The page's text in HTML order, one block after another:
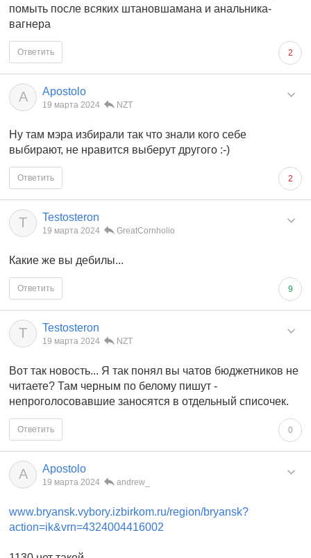
помыть после всяких штановшамана и анальника-
вагнера
2
Ответить
A Apostolo
19 марта 2024 NZT
Ну там мэра избирали так что знали кого себе
выбирают, не нравится выберут другого :-)
2
Ответить
T Testosteron
19 марта 2024 GreatCornholio
Какие же вы дебилы...
9
Ответить
T Testosteron
19 марта 2024 NZT
Вот так новость... Я так понял вы чатов бюджетников не
читаете? Там черным по белому пишут -
непроголосовавшие заносятся в отдельный списочек.
0
Ответить
A Apostolo
19 марта 2024 andrew_
www.bryansk.vybory.izbirkom.ru/region/bryansk?
action=ik&vrn=4324004416002